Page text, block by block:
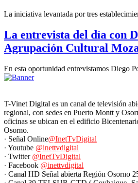
La iniciativa levantada por tres
La entrevista del día con
Agrupación Cultural
En esta oportunidad entrevistamos Diego
T-Vinet Digital es un canal de televisión
regional, con sedes en Puerto Montt y
oficinas se ubican en el edificio
Osorno.
· Señal Online@InetTvDigital
· Youtube @inettvdigital
· Twitter @InetTvDigital
· Facebook @inettvdigital
· Canal HD Señal abierta Región Osorno